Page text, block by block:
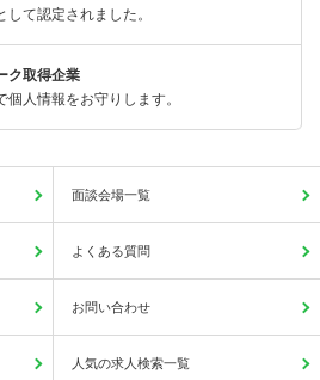
て認定されました。
ク取得企業
個人情報をお守りします。
面談会場一覧
よくある質問
お問い合わせ
人気の求人検索一覧